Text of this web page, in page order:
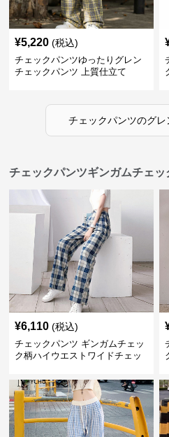
¥5,220 (税込)
チェックパンツゆったりグレン
チェックパンツ 上質仕立て
チェックパンツのグレ
チェックパンツギンガムチェ
¥6,110 (税込)
チェックパンツ ギンガムチェッ
ク柄ハイウエストワイドチェッ